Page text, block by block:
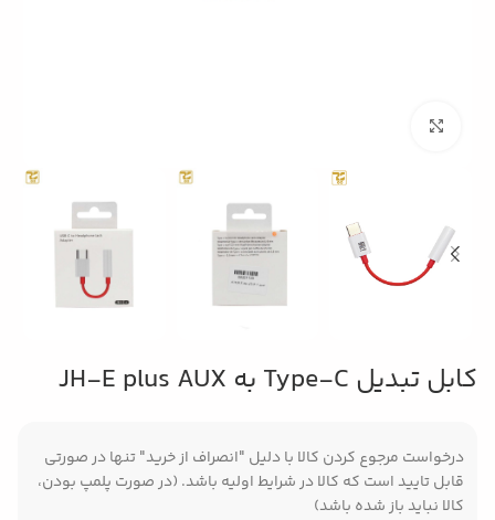
کابل تبدیل Type-C به JH-E plus AUX
درخواست مرجوع کردن کالا با دلیل "انصراف از خرید" تنها در صورتی
قابل تایید است که کالا در شرایط اولیه باشد. (در صورت پلمپ بودن،
کالا نباید باز شده باشد)